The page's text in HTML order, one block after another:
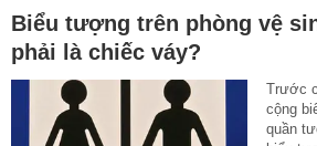
Biểu tượng trên phòng vệ
phải là chiếc váy?
Trước
cộng
quần